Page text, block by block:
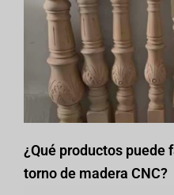
¿Qué productos puede
torno de madera CNC?